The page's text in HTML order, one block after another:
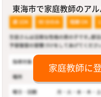
東海市で家庭教師のア
家庭教師に